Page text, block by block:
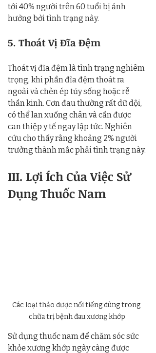
tới 40% người trên 60 tuổi bị ảnh
hưởng bởi tình trạng này.
5. Thoát Vị Đĩa Đệm
Thoát vị đĩa đệm là tình trạng nghiêm
trọng, khi phần đĩa đệm thoát ra
ngoài và chèn ép tủy sống hoặc rễ
thần kinh. Cơn đau thường rất dữ dội,
có thể lan xuống chân và cần được
can thiệp y tế ngay lập tức. Nghiên
cứu cho thấy rằng khoảng 2% người
trưởng thành mắc phải tình trạng này.
III. Lợi Ích Của Việc Sử
Dụng Thuốc Nam
Các loại thảo dược nổi tiếng dùng trong
chữa trị bệnh đau xương khớp
Sử dụng thuốc nam để chăm sóc sức
khỏe xương khớp ngày càng được